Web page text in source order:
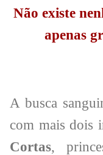
Não existe
apenas
A busca
com mais dois
Cortas,